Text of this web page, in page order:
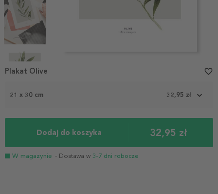
1
21 x 30 cm 32,95 zł
Dodaj do koszyka 32,95 zł
W magazynie - Dostawa w 3-7 dni robocze
Plakat Olive favorite_border